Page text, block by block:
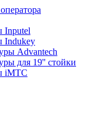
Inputel
Indukey
Advantech
для 19'' стойки
iMTC